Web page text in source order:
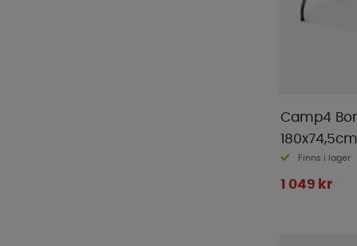
Camp4
180x74,5cm
Finns i lager
1 049 kr